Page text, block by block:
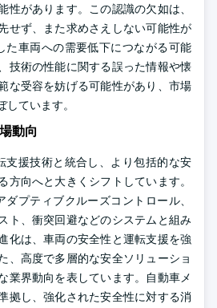
性があります。この認識の欠如は、
せず、また求めさえしない可能性が
た車両への需要低下につながる可能
技術の性能に関する誤った情報や懐
な受容を妨げる可能性があり、市場
ています。
動向
支援技術と統合し、より包括的な安
方向へと大きくシフトしています。
ダプティブクルーズコントロール、
ト、衝突回避などのシステムと組み
化は、車両の安全性と運転支援を強
、高度で多層的な安全ソリューショ
業界動向を表しています。自動車メ
拠し、強化された安全性に対する消